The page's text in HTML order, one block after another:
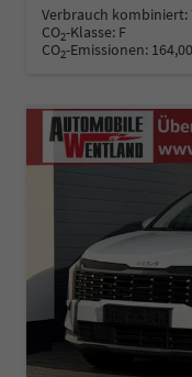
Verbrauch kombiniert:
CO2-Klasse: F
CO2-Emissionen: